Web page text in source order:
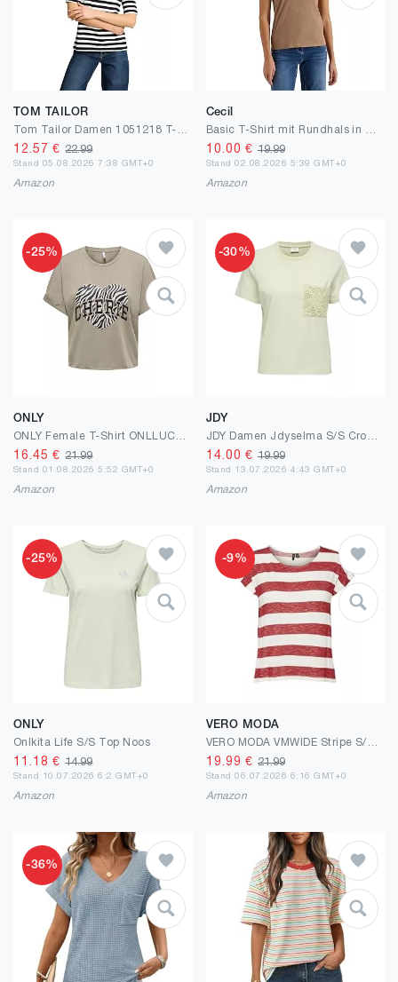
TOM TAILOR
12.57 €22.99
Stand 05.08.2026 7:38 GMT+0
Amazon
Cecil
10.00 € 19.99
Stand 02.08.2026 5:39 GMT+0
Amazon
-25%
ONLY
16.45 €21.99
Stand 01.08.2026 5:52 GMT+0
Amazon
-30%
JDY
14.00 € 19.99
Stand 13.07.2026 4:43 GMT+0
Amazon
-25%
ONLY
Onlkita Life S/S Top Noos
11.18 €14.99
Stand 10.07.2026 6:2 GMT+0
Amazon
-9%
VERO MODA
19.99 € 21.99
Stand 06.07.2026 6:16 GMT+0
Amazon
-36%